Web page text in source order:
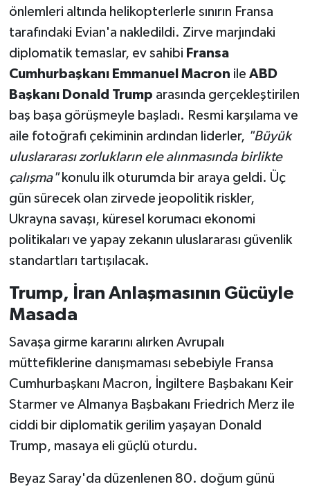
önlemleri altında helikopterlerle sınırın Fransa
tarafındaki Evian'a nakledildi. Zirve marjındaki
diplomatik temaslar, ev sahibi Fransa
Cumhurbaşkanı Emmanuel Macron ile ABD
Başkanı Donald Trump arasında gerçekleştirilen
baş başa görüşmeyle başladı. Resmi karşılama ve
aile fotoğrafı çekiminin ardından liderler, "Büyük
uluslararası zorlukların ele alınmasında birlikte
çalışma"konulu ilk oturumda bir araya geldi. Üç
gün sürecek olan zirvede jeopolitik riskler,
Ukrayna savaşı, küresel korumacı ekonomi
politikaları ve yapay zekanın uluslararası güvenlik
standartları tartışılacak.
Trump, İran Anlaşmasının Gücüyle
Masada
Savaşa girme kararını alırken Avrupalı
müttefiklerine danışmaması sebebiyle Fransa
Cumhurbaşkanı Macron, İngiltere Başbakanı Keir
Starmer ve Almanya Başbakanı Friedrich Merz ile
ciddi bir diplomatik gerilim yaşayan Donald
Trump, masaya eli güçlü oturdu.
Beyaz Saray'da düzenlenen 80. doğum günü